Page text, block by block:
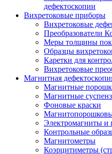
дефектоскопии
Вихретоковые приборы
Вихретоковые
Преобразователи
Меры толщины
Образцы
Каретки для
Вихретоковые
Магнитная
Магнитные
Магнитные
Фоновые краски
Электромагниты и
Контрольные
Магнитометры
Коэрцитиметры